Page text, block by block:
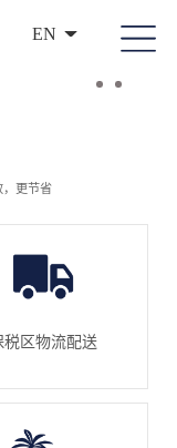
EN
，更节省
税区物流配送